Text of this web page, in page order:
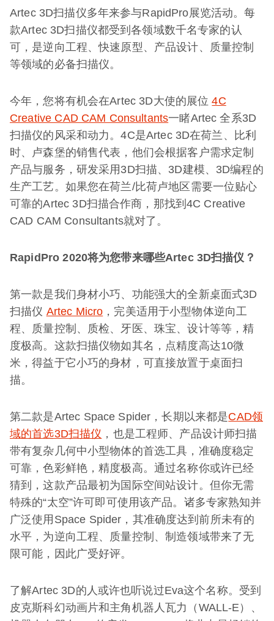
Artec 3D扫描仪多年来参与RapidPro展览活动。每
款Artec 3D扫描仪都受到各领域数千名专家的认
可，是逆向工程、快速原型、产品设计、质量控制
等领域的必备扫描仪。
今年，您将有机会在Artec 3D大使的展位4C
Creative CAD CAM Consultants一睹Artec 全系3D
扫描仪的风采和动力。4C是Artec 3D在荷兰、比利
时、卢森堡的销售代表，他们会根据客户需求定制
产品与服务，研发采用3D扫描、3D建模、3D编程的
生产工艺。如果您在荷兰/比荷卢地区需要一位贴心
可靠的Artec 3D扫描合作商，那找到4C Creative
CAD CAM Consultants就对了。
RapidPro 2020将为您带来哪些Artec 3D扫描仪？
第一款是我们身材小巧、功能强大的全新桌面式3D
扫描仪 Artec Micro ，完美适用于小型物体逆向工
程、质量控制、质检、牙医、珠宝、设计等等，精
度极高。这款扫描仪物如其名，点精度高达10微
米，得益于它小巧的身材，可直接放置于桌面扫
描。
第二款是Artec Space Spider，长期以来都是CAD领
域的首选3D扫描仪 ，也是工程师、产品设计师扫描
带有复杂几何中小型物体的首选工具，准确度稳定
可靠，色彩鲜艳，精度极高。通过名称你或许已经
猜到，这款产品最初为国际空间站设计。但你无需
特殊的“太空”许可即可使用该产品。诸多专家熟知并
广泛使用Space Spider，其准确度达到前所未有的
水平，为逆向工程、质量控制、制造领域带来了无
限可能，因此广受好评。
了解Artec 3D的人或许也听说过Eva这个名称。受到
皮克斯科幻动画片和主角机器人瓦力（WALL-E）、